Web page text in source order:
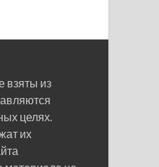
взяты из
целях.
их